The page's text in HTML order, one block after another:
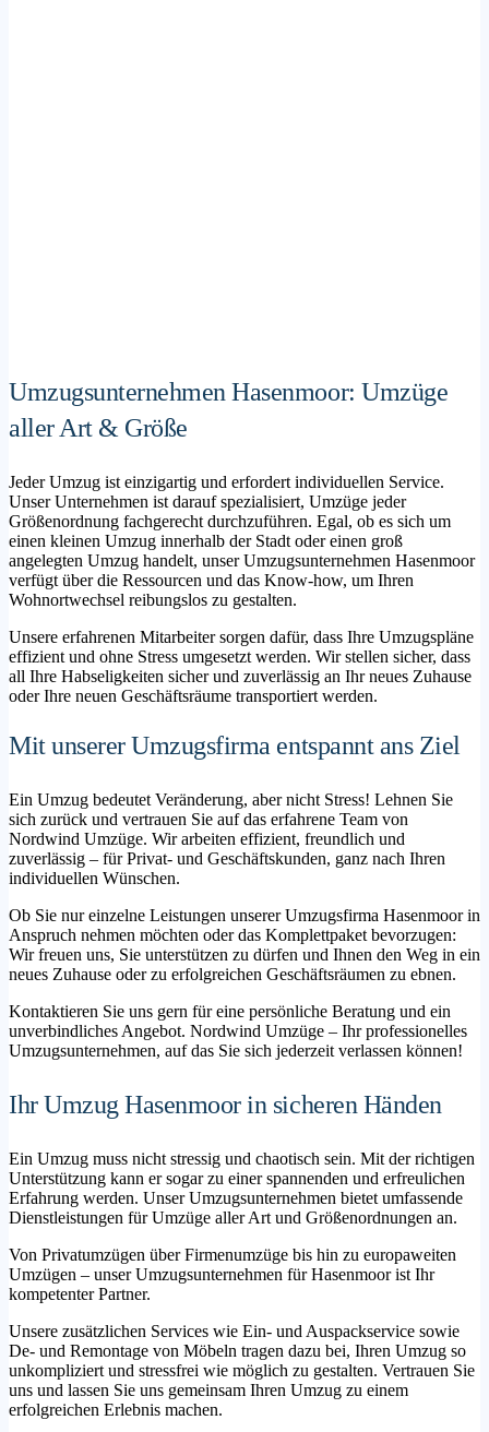
Umzugsunternehmen Hasenmoor: Umzüge
aller Art & Größe
Jeder Umzug ist einzigartig und erfordert individuellen Service.
Unser Unternehmen ist darauf spezialisiert, Umzüge jeder
Größenordnung fachgerecht durchzuführen. Egal, ob es sich um
einen kleinen Umzug innerhalb der Stadt oder einen groß
angelegten Umzug handelt, unser Umzugsunternehmen Hasenmoor
verfügt über die Ressourcen und das Know-how, um Ihren
Wohnortwechsel reibungslos zu gestalten.
Unsere erfahrenen Mitarbeiter sorgen dafür, dass Ihre Umzugspläne
effizient und ohne Stress umgesetzt werden. Wir stellen sicher, dass
all Ihre Habseligkeiten sicher und zuverlässig an Ihr neues Zuhause
oder Ihre neuen Geschäftsräume transportiert werden.
Mit unserer Umzugsfirma entspannt ans Ziel
Ein Umzug bedeutet Veränderung, aber nicht Stress! Lehnen Sie
sich zurück und vertrauen Sie auf das erfahrene Team von
Nordwind Umzüge. Wir arbeiten effizient, freundlich und
zuverlässig – für Privat- und Geschäftskunden, ganz nach Ihren
individuellen Wünschen.
Ob Sie nur einzelne Leistungen unserer Umzugsfirma Hasenmoor in
Anspruch nehmen möchten oder das Komplettpaket bevorzugen:
Wir freuen uns, Sie unterstützen zu dürfen und Ihnen den Weg in ein
neues Zuhause oder zu erfolgreichen Geschäftsräumen zu ebnen.
Kontaktieren Sie uns gern für eine persönliche Beratung und ein
unverbindliches Angebot. Nordwind Umzüge – Ihr professionelles
Umzugsunternehmen, auf das Sie sich jederzeit verlassen können!
Ihr Umzug Hasenmoor in sicheren Händen
Ein Umzug muss nicht stressig und chaotisch sein. Mit der richtigen
Unterstützung kann er sogar zu einer spannenden und erfreulichen
Erfahrung werden. Unser Umzugsunternehmen bietet umfassende
Dienstleistungen für Umzüge aller Art und Größenordnungen an.
Von Privatumzügen über Firmenumzüge bis hin zu europaweiten
Umzügen – unser Umzugsunternehmen für Hasenmoor ist Ihr
kompetenter Partner.
Unsere zusätzlichen Services wie Ein- und Auspackservice sowie
De- und Remontage von Möbeln tragen dazu bei, Ihren Umzug so
unkompliziert und stressfrei wie möglich zu gestalten. Vertrauen Sie
uns und lassen Sie uns gemeinsam Ihren Umzug zu einem
erfolgreichen Erlebnis machen.